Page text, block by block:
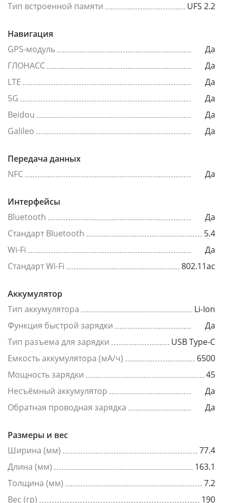
Тип встроенной памяти
UFS 2.2
Навигация
GPS-модуль
Да
ГЛОНАСС
Да
LTE
Да
5G
Да
Beidou
Да
Galileo
Да
Передача данных
NFC
Да
Интерфейсы
Bluetooth
Да
Стандарт Bluetooth
5.4
Wi-Fi
Да
Стандарт Wi-Fi
802.11ac
Аккумулятор
Тип аккумулятора
Li-Ion
Функция быстрой зарядки
Да
Тип разъема для зарядки
USB Type-C
Емкость аккумулятора (мА/ч)
6500
Мощность зарядки
45
Несъёмный аккумулятор
Да
Обратная проводная зарядка
Да
Размеры и вес
Ширина (мм)
77.4
Длина (мм)
163.1
Толщина (мм)
7.2
Вес (гр)
190